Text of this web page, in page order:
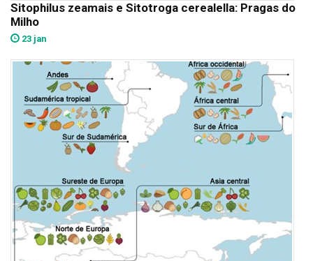
Sitophilus zeamais e Sitotroga cerealella: Pragas do
Milho
23 jan